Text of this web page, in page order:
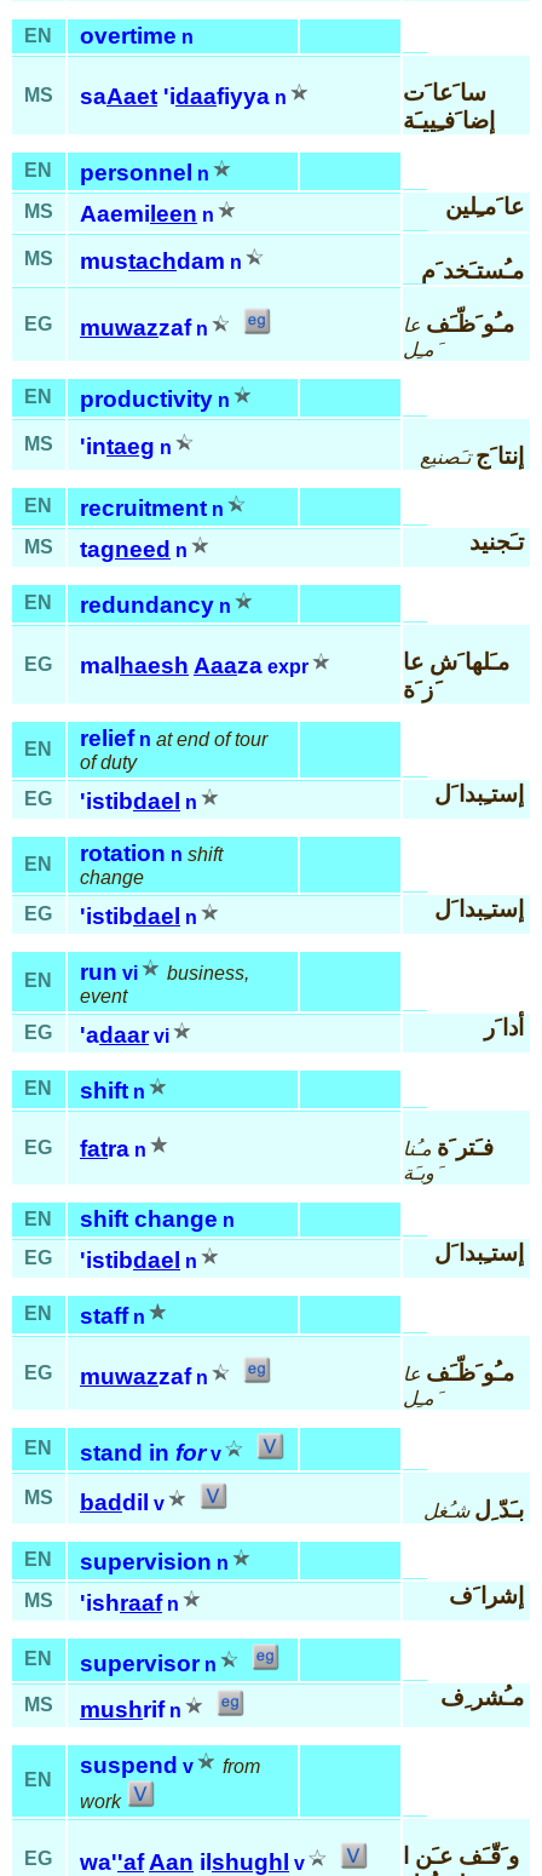
EN overtime n
MS saAaet 'idaafiyya n
سا َعا َت
إضا َفـِييـَة
EN personnel
n
MS
Aaemi leen n عا َمـِلين
MS mustachdam n مـُستـَخد َم
EG muwazzaf n مـُو َظّـَف عا
َمـِل
EN productivity n
MS 'intaeg n إنتا َج تـَصنيع
EN recruitment n
MS
tagneed n تـَجنيد
EN redundancy n
EG mal haesh Aaaza expr
مـَلها َش عا
َز َة
EN relief n at end of tour
of duty
EG
'istibdael n إستـِبدا َل
EN rotation n shift
change
EG
'istibdael n إستـِبدا َل
EN run vi
business,
event
EG
'adaar vi أدا َر
EN shift n
EG fatra n فـَتر َة مـُنا
َوبـَة
EN shift change n
EG
'istibdael n إستـِبدا َل
EN staff n
EG muwazzaf n مـُو َظّـَف عا
َمـِل
EN stand in for v
MS baddil v بـَدّ ِل شـُغل
EN supervision n
MS
'ishraaf n إشرا َف
EN supervisor n
MS
mushrif n
مـُشر ِف
EN
suspend v
from
work
EG wa''afAan il shughl v
و َقّـَف عـَن ا